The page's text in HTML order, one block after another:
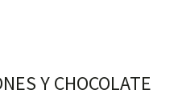
Y CHOCOLATE